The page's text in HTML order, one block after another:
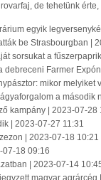
de tehetünk
egyik
be Strasbourgban |
sorsukat a
debreceni Farmer
mikor melyiket
a
kampány | 2023-07-28
| 2023-07-27 11:31
| 2023-07-18 10:21
07-18 09:16
| 2023-07-14
magyar agrárcég